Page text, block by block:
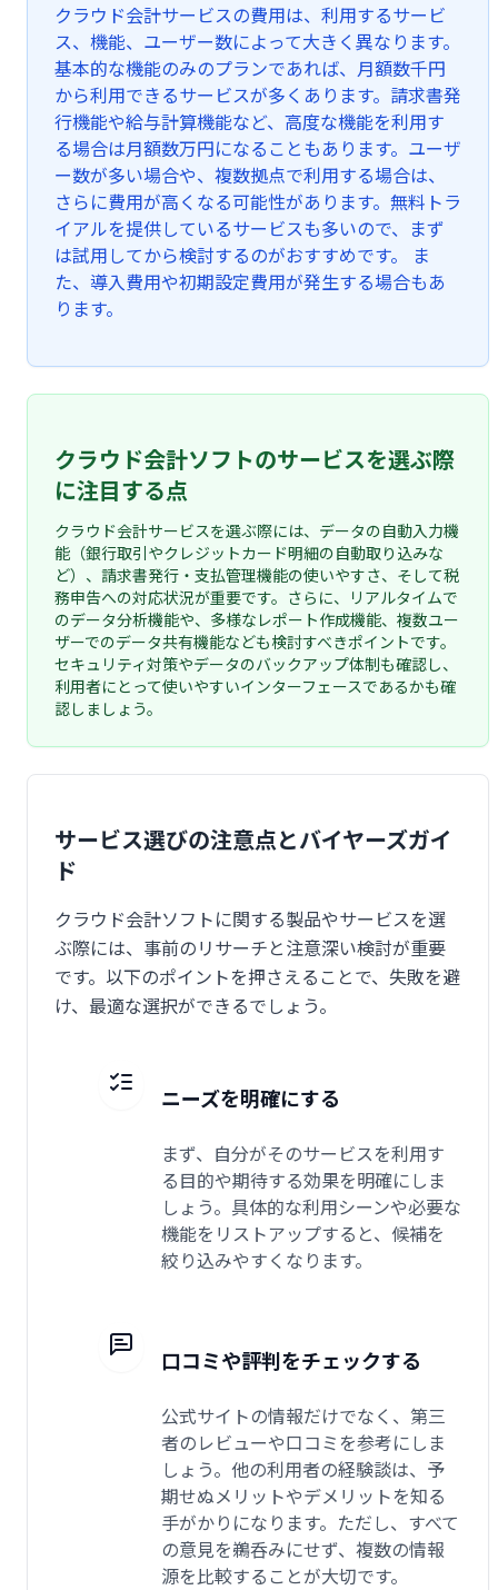
クラウド会計サービスの費用は、利用するサービ
ス、機能、ユーザー数によって大きく異なります。
基本的な機能のみのプランであれば、月額数千円
から利用できるサービスが多くあります。請求書発
行機能や給与計算機能など、高度な機能を利用す
る場合は月額数万円になることもあります。ユーザ
ー数が多い場合や、複数拠点で利用する場合は、
さらに費用が高くなる可能性があります。無料トラ
イアルを提供しているサービスも多いので、まず
は試用してから検討するのがおすすめです。 ま
た、導入費用や初期設定費用が発生する場合もあ
ります。
クラウド会計ソフトのサービスを選ぶ際
に注目する点
クラウド会計サービスを選ぶ際には、データの自動入力機
能（銀行取引やクレジットカード明細の自動取り込みな
ど）、請求書発行・支払管理機能の使いやすさ、そして税
務申告への対応状況が重要です。さらに、リアルタイムで
のデータ分析機能や、多様なレポート作成機能、複数ユー
ザーでのデータ共有機能なども検討すべきポイントです。
セキュリティ対策やデータのバックアップ体制も確認し、
利用者にとって使いやすいインターフェースであるかも確
認しましょう。
サービス選びの注意点とバイヤーズガイ
ド
クラウド会計ソフトに関する製品やサービスを選
ぶ際には、事前のリサーチと注意深い検討が重要
です。以下のポイントを押さえることで、失敗を避
け、最適な選択ができるでしょう。
ニーズを明確にする
まず、自分がそのサービスを利用す
る目的や期待する効果を明確にしま
しょう。具体的な利用シーンや必要な
機能をリストアップすると、候補を
絞り込みやすくなります。
口コミや評判をチェックする
公式サイトの情報だけでなく、第三
者のレビューや口コミを参考にしま
しょう。他の利用者の経験談は、予
期せぬメリットやデメリットを知る
手がかりになります。ただし、すべて
の意見を鵜呑みにせず、複数の情報
源を比較することが大切です。